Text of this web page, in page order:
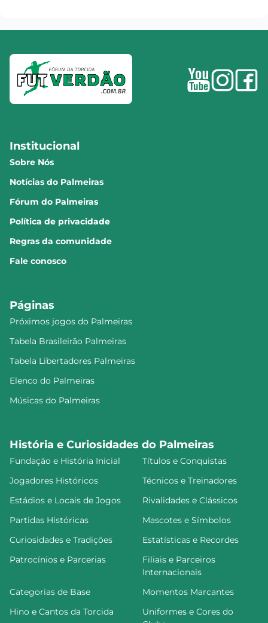
Institucional
Sobre Nós
Notícias do Palmeiras
Fórum do Palmeiras
Política de privacidade
Regras da comunidade
Fale conosco
Páginas
Próximos jogos do Palmeiras
Tabela Brasileirão Palmeiras
Tabela Libertadores Palmeiras
Elenco do Palmeiras
Músicas do Palmeiras
História e Curiosidades do Palmeiras
Fundação e História Inicial
Títulos e Conquistas
Jogadores Históricos
Técnicos e Treinadores
Estádios e Locais de Jogos
Rivalidades e Clássicos
Partidas Históricas
Mascotes e Símbolos
Curiosidades e Tradições
Estatísticas e Recordes
Patrocínios e Parcerias
Filiais e Parceiros
Internacionais
Categorias de Base
Momentos Marcantes
Hino e Cantos da Torcida
Uniformes e Cores do